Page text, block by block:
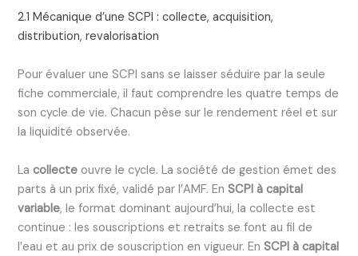
2.1 Mécanique d’une SCPI : collecte, acquisition,
distribution, revalorisation
Pour évaluer une SCPI sans se laisser séduire par la seule
fiche commerciale, il faut comprendre les quatre temps de
son cycle de vie. Chacun pèse sur le rendement réel et sur
la liquidité observée.
Lacollecte ouvre le cycle. La société de gestion émet des
parts à un prix fixé, validé par l’AMF. En SCPI à capital
variable, le format dominant aujourd’hui, la collecte est
continue : les souscriptions et retraits se font au fil de
l’eau et au prix de souscription en vigueur. En SCPI à capital